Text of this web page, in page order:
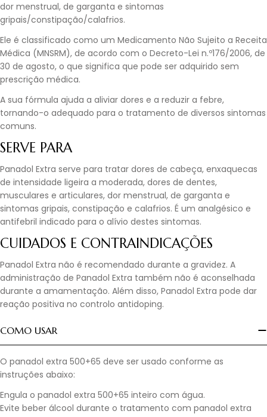
dor menstrual, de garganta e sintomas
gripais/constipação/calafrios.
Ele é classificado como um Medicamento Não Sujeito a Receita
Médica (MNSRM), de acordo com o Decreto-Lei n.º176/2006, de
30 de agosto, o que significa que pode ser adquirido sem
prescrição médica.
A sua fórmula ajuda a aliviar dores e a reduzir a febre,
tornando-o adequado para o tratamento de diversos sintomas
comuns.
SERVE PARA
Panadol Extra serve para tratar dores de cabeça, enxaquecas
de intensidade ligeira a moderada, dores de dentes,
musculares e articulares, dor menstrual, de garganta e
sintomas gripais, constipação e calafrios. É um analgésico e
antifebril indicado para o alívio destes sintomas.
CUIDADOS E CONTRAINDICAÇÕES
Panadol Extra não é recomendado durante a gravidez. A
administração de Panadol Extra também não é aconselhada
durante a amamentação. Além disso, Panadol Extra pode dar
reação positiva no controlo antidoping.
COMO USAR
O panadol extra 500+65 deve ser usado conforme as
instruções abaixo:
Engula o panadol extra 500+65 inteiro com água.
Evite beber álcool durante o tratamento com panadol extra